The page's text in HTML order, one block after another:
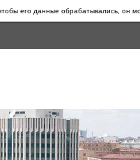
его данные обрабатывались, он